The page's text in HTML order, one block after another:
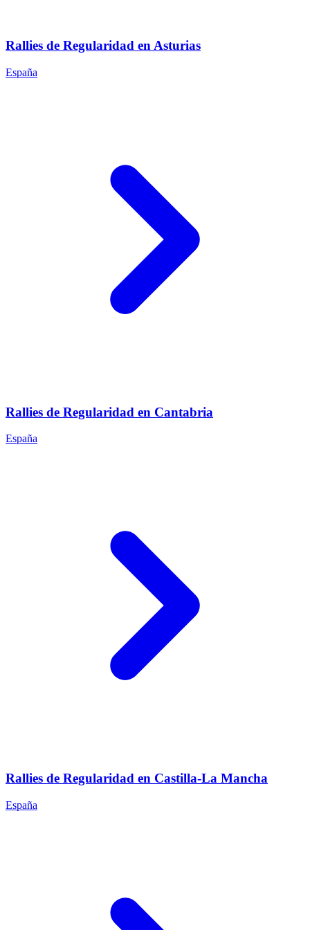
Rallies de Regularidad en Asturias
España
Rallies de Regularidad en Cantabria
España
Rallies de Regularidad en Castilla-La Mancha
España